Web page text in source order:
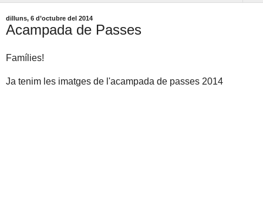
dilluns, 6 d’octubre del 2014
Acampada de Passes
Famílies!
Ja tenim les imatges de l'acampada de passes 2014